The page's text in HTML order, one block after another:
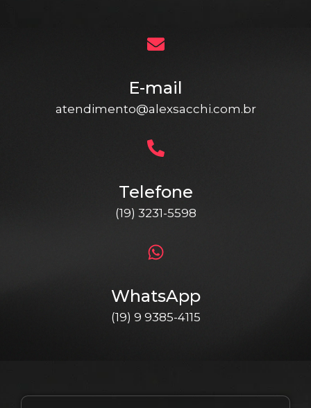
E-mail
atendimento@alexsacchi.com.br
Telefone
(19) 3231-5598
WhatsApp
(19) 9 9385-4115